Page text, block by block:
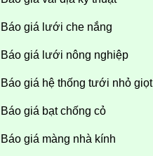
Báo giá lưới che nắng
Báo giá lưới nông nghiệp
Báo giá hệ thống tưới nhỏ giọt
Báo giá bạt chống cỏ
Báo giá màng nhà kính